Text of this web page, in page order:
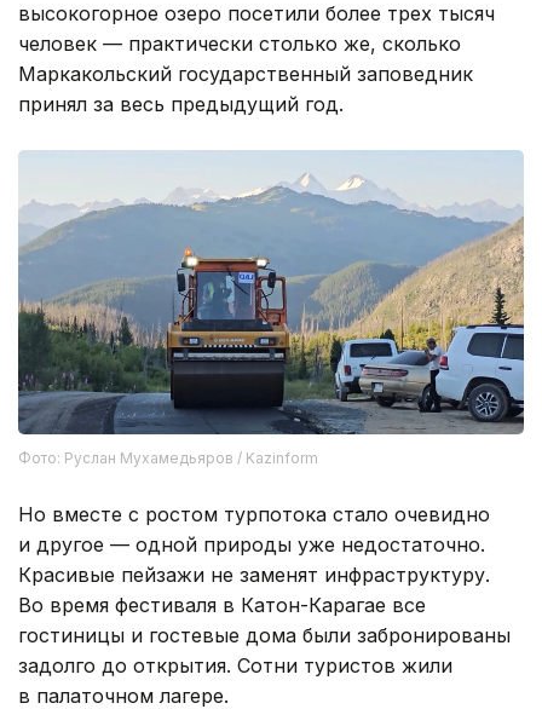
высокогорное озеро посетили более трех тысяч
человек — практически столько же, сколько
Маркакольский государственный заповедник
принял за весь предыдущий год.
Фото: Руслан Мухамедьяров / Kazinform
Но вместе с ростом турпотока стало очевидно
и другое — одной природы уже недостаточно.
Красивые пейзажи не заменят инфраструктуру.
Во время фестиваля в Катон-Карагае все
гостиницы и гостевые дома были забронированы
задолго до открытия. Сотни туристов жили
в палаточном лагере.